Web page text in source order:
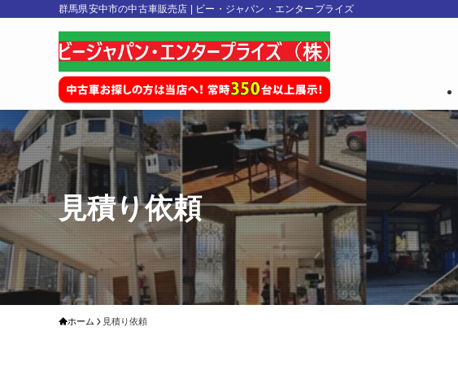
群馬県安中市の中古車販売店 | ビー・ジャパン・エンタープライズ
見積り依頼
ホーム 見積り依頼